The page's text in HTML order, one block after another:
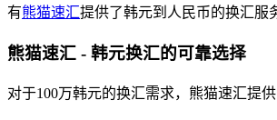
有熊猫速汇提供了韩元到人民币的换汇服
熊猫速汇 - 韩元换汇的可靠选择
对于100万韩元的换汇需求，熊猫速汇提供